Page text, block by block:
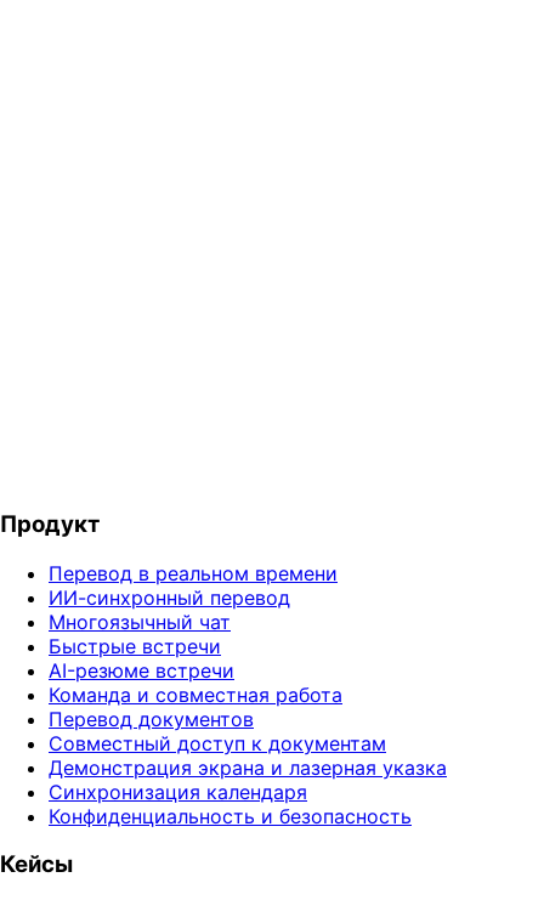
Продукт
Перевод в реальном времени
ИИ-синхронный перевод
Многоязычный чат
Быстрые встречи
AI-резюме встречи
Команда и совместная работа
Перевод документов
Совместный доступ к документам
Демонстрация экрана и лазерная указка
Синхронизация календаря
Конфиденциальность и безопасность
Кейсы